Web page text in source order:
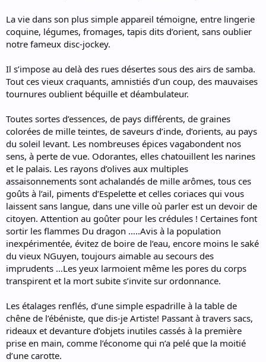
La vie dans son plus simple appareil témoigne, entre lingerie
coquine, légumes, fromages, tapis dits d’orient, sans oublier
notre fameux disc-jockey.
Il s’impose au delà des rues désertes sous des airs de samba.
Tout ces vieux craquants, amnistiés d’un coup, des mauvaises
tournures oublient béquille et déambulateur.
Toutes sortes d’essences, de pays différents, de graines
colorées de mille teintes, de saveurs d’inde, d’orients, au pays
du soleil levant. Les nombreuses épices vagabondent nos
sens, à perte de vue. Odorantes, elles chatouillent les narines
et le palais. Les rayons d’olives aux multiples
assaisonnements sont achalandés de mille arômes, tous ces
goûts à l’ail, piments d’Espelette et celles coriaces qui vous
laissent sans langue, dans une ville où parler est un devoir de
citoyen. Attention au goûter pour les crédules ! Certaines font
sortir les flammes Du dragon …..Avis à la population
inexpérimentée, évitez de boire de l’eau, encore moins le saké
du vieux NGuyen, toujours aimable au secours des
imprudents …Les yeux larmoient même les pores du corps
transpirent et la mort subite s’invite sur ordonnance.
Les étalages renflés, d’une simple espadrille à la table de
chêne de l’ébéniste, que dis-je Artiste! Passant à travers sacs,
rideaux et devanture d’objets inutiles cassés à la première
prise en main, comme l’économe qui n’a pelé que la moitié
d’une carotte.